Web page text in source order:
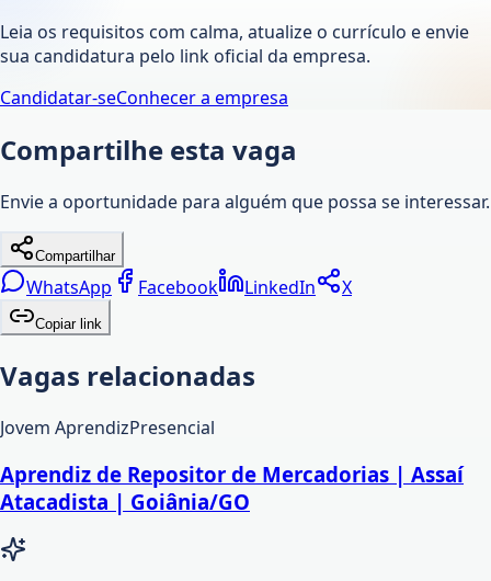
Leia os requisitos com calma, atualize o currículo e envie
sua candidatura pelo link oficial da empresa.
Candidatar-seConhecer a empresa
Compartilhe esta vaga
Envie a oportunidade para alguém que possa se interessar.
Compartilhar
WhatsApp Facebook LinkedIn X
Copiar link
Vagas relacionadas
Jovem AprendizPresencial
Aprendiz de Repositor de Mercadorias | Assaí
Atacadista | Goiânia/GO